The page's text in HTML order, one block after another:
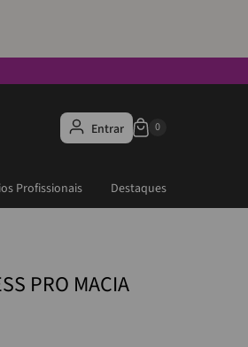
Entrar
Profissionais Destaques
PRO MACIA